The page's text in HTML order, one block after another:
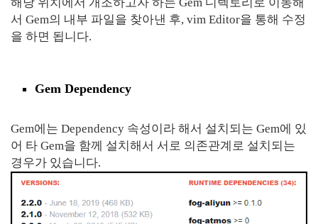
서 Gem의 내부 파일을 찾아낸 후, vim Editor을 통해 수정
을 하면 됩니다.
Gem Dependency
Gem에는 Dependency 속성이라 해서 설치되는 Gem에 있
어 타 Gem을 함께 설치해서 서로 의존관계로 설치되는
경우가 있습니다.